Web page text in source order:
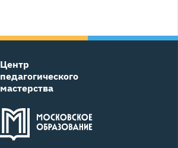
Центр
педагогического
мастерства